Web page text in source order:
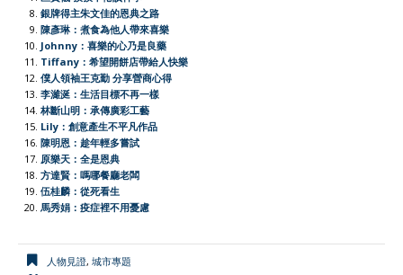
銀牌得主朱文佳的恩典之路
陳彥琳：煮食為他人帶來喜樂
Johnny：喜樂的心乃是良藥
Tiffany：希望開餅店帶給人快樂
僕人領袖王克勤 分享營商心得
李濰涎：生活目標不再一樣
林斷山明：承傳廣彩工藝
Lily：創意產生不平凡作品
陳明恩：趁年輕多嘗試
原樂天：全是恩典
方達賢：嗎哪餐廳老闆
伍桂麟：從死看生
馬秀娟：疫症裡不用憂慮
人物見證, 城市專題